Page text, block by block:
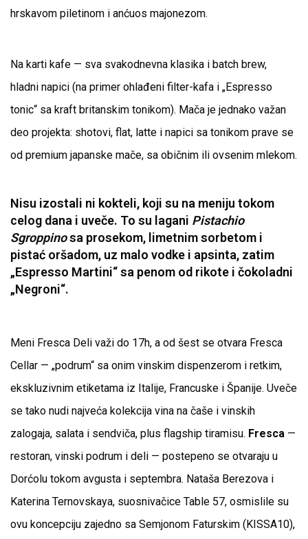
hrskavom piletinom i anćuos majonezom.
Na karti kafe — sva svakodnevna klasika i batch brew,
hladni napici (na primer ohlađeni filter-kafa i „Espresso
tonic“ sa kraft britanskim tonikom). Mača je jednako važan
deo projekta: shotovi, flat, latte i napici sa tonikom prave se
od premium japanske mače, sa običnim ili ovsenim mlekom.
Nisu izostali ni kokteli, koji su na meniju tokom
celog dana i uveče. To su lagani Pistachio
Sgroppinosa prosekom, limetnim sorbetom i
pistać oršadom, uz malo vodke i apsinta, zatim
„Espresso Martini“ sa penom od rikote i čokoladni
„Negroni“.
Meni Fresca Deli važi do 17h, a od šest se otvara Fresca
Cellar — „podrum“ sa onim vinskim dispenzerom i retkim,
ekskluzivnim etiketama iz Italije, Francuske i Španije. Uveče
se tako nudi najveća kolekcija vina na čaše i vinskih
zalogaja, salata i sendviča, plus flagship tiramisu. Fresca —
restoran, vinski podrum i deli — postepeno se otvaraju u
Dorćolu tokom avgusta i septembra. Nataša Berezova i
Katerina Ternovskaya, suosnivačice Table 57, osmislile su
ovu koncepciju zajedno sa Semjonom Faturskim (KISSA10),